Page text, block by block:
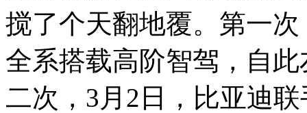
搅了个天翻地覆。第一
全系搭载高阶智驾，自
二次，3月2日，比亚迪